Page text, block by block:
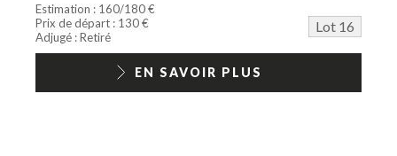
Estimation : 160/180 €
Prix de départ : 130 €
Lot 16
Adjugé : Retiré
EN SAVOIR PLUS